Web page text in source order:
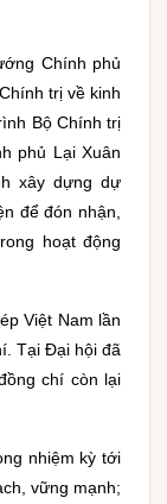
Chính phủ
trị về kinh
Bộ Chính trị
phủ Lại Xuân
xây dựng dự
để đón nhận,
hoạt động
Việt Nam lần
Tại Đại hội đã
chí còn lại
nhiệm kỳ tới
vững mạnh;